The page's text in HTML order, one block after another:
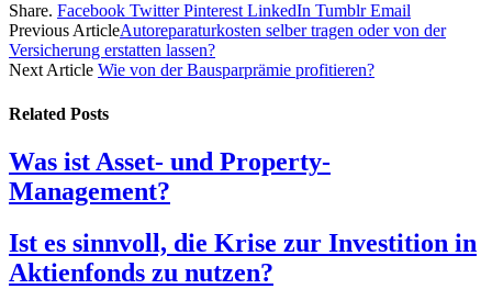
Share. Facebook Twitter Pinterest LinkedIn Tumblr Email
Previous ArticleAutoreparaturkosten selber tragen oder von der
Versicherung erstatten lassen?
Next Article Wie von der Bausparprämie profitieren?
Related Posts
Was ist Asset- und Property-
Management?
Ist es sinnvoll, die Krise zur Investition in
Aktienfonds zu nutzen?